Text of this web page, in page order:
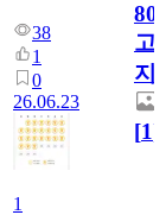
38
1
0
26.06.23
1
800
고
지.
[1]